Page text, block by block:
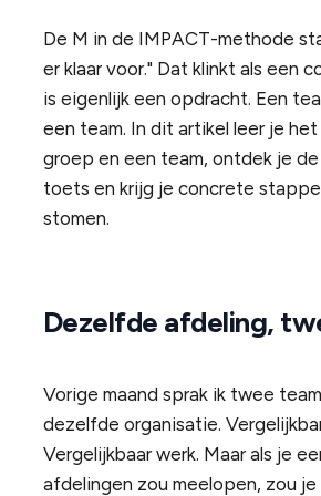
De M in de IMPACT-methode
er klaar voor." Dat klinkt als een
is eigenlijk een opdracht. Een
een team. In dit artikel leer je
groep en een team, ontdek je
toets en krijg je concrete
stomen.
Dezelfde afdeling,
Vorige maand sprak ik twee
dezelfde organisatie.
Vergelijkbaar werk. Maar als je
afdelingen zou meelopen, zou